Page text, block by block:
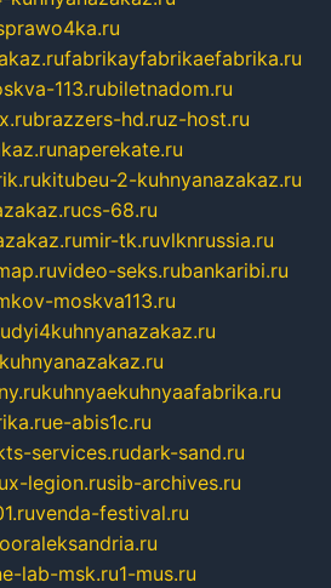
fabrikayfabrikaefabrika.ru
113.rubiletnadom.ru
brazzers-hd.ruz-host.ru
naperekate.ru
kitubeu-2-kuhnyanazakaz.ru
cs-68.ru
mir-tk.ruvlknrussia.ru
video-seks.rubankaribi.ru
moskva113.ru
kuhnyaekuhnyaafabrika.ru
e-abis1c.ru
services.rudark-sand.ru
x-legion.rusib-archives.ru
venda-festival.ru
lab-msk.ru1-mus.ru